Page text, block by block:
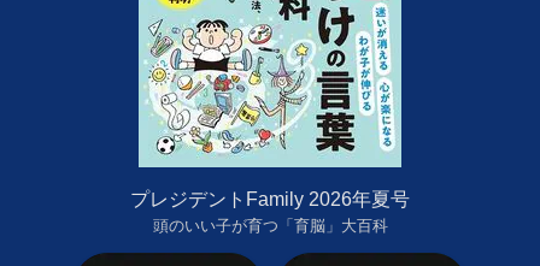
プレジデントFamily 2026年夏号
頭のいい子が育つ「育脳」大百科